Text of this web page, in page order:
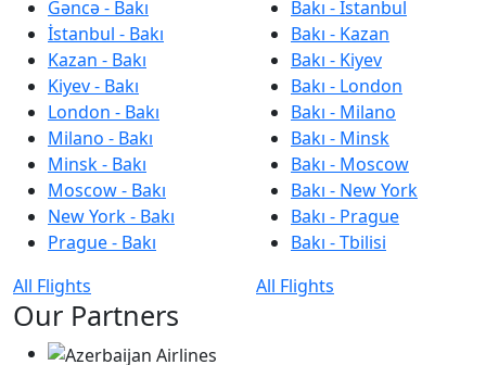
Gəncə - Bakı
İstanbul - Bakı
Kazan - Bakı
Kiyev - Bakı
London - Bakı
Milano - Bakı
Minsk - Bakı
Moscow - Bakı
New York - Bakı
Prague - Bakı
All Flights
Bakı - İstanbul
Bakı - Kazan
Bakı - Kiyev
Bakı - London
Bakı - Milano
Bakı - Minsk
Bakı - Moscow
Bakı - New York
Bakı - Prague
Bakı - Tbilisi
All Flights
Our Partners